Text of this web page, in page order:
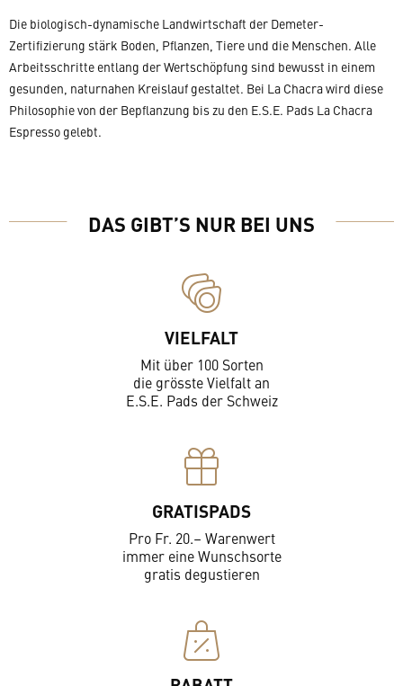
Die biologisch-dynamische Landwirtschaft der Demeter-
Zertifizierung stärk Boden, Pflanzen, Tiere und die Menschen. Alle
Arbeitsschritte entlang der Wertschöpfung sind bewusst in einem
gesunden, naturnahen Kreislauf gestaltet. Bei La Chacra wird diese
Philosophie von der Bepflanzung bis zu den E.S.E. Pads La Chacra
Espresso gelebt.
DAS GIBT’S NUR BEI UNS
VIELFALT
Mit über 100 Sorten
die grösste Vielfalt an
E.S.E. Pads der Schweiz
GRATISPADS
Pro Fr. 20.– Warenwert
immer eine Wunschsorte
gratis degustieren